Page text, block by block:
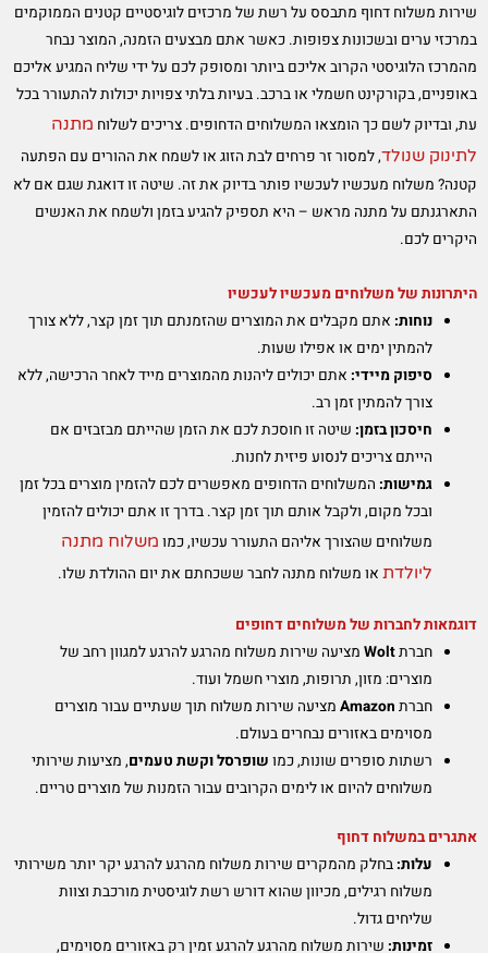
שירות משלוח דחוף מתבסס על רשת של מרכזים לוגיסטיים קטנים הממוקמים
במרכזי ערים ובשכונות צפופות. כאשר אתם מבצעים הזמנה, המוצר נבחר
מהמרכז הלוגיסטי הקרוב אליכם ביותר ומסופק לכם על ידי שליח המגיע אליכם
באופניים, בקורקינט חשמלי או ברכב. בעיות בלתי צפויות יכולות להתעורר בכל
עת, ובדיוק לשם כך הומצאו המשלוחים הדחופים. צריכים לשלוח מתנה
לתינוק שנולד, למסור זר פרחים לבת הזוג או לשמח את ההורים עם הפתעה
קטנה? משלוח מעכשיו לעכשיו פותר בדיוק את זה. שיטה זו דואגת שגם אם לא
התארגנתם על מתנה מראש – היא תספיק להגיע בזמן ולשמח את האנשים
היקרים לכם.
היתרונות של משלוחים מעכשיו לעכשיו
נוחות: אתם מקבלים את המוצרים שהזמנתם תוך זמן קצר, ללא צורך
להמתין ימים או אפילו שעות.
סיפוק מיידי: אתם יכולים ליהנות מהמוצרים מייד לאחר הרכישה, ללא
צורך להמתין זמן רב.
חיסכון בזמן: שיטה זו חוסכת לכם את הזמן שהייתם מבזבזים אם
הייתם צריכים לנסוע פיזית לחנות.
גמישות: המשלוחים הדחופים מאפשרים לכם להזמין מוצרים בכל זמן
ובכל מקום, ולקבל אותם תוך זמן קצר. בדרך זו אתם יכולים להזמין
משלוחים שהצורך אליהם התעורר עכשיו, כמו משלוח מתנה
ליולדת או משלוח מתנה לחבר ששכחתם את יום ההולדת שלו.
דוגמאות לחברות של משלוחים דחופים
חברתWolt מציעה שירות משלוח מהרגע להרגע למגוון רחב של
מוצרים: מזון, תרופות, מוצרי חשמל ועוד.
חברת Amazon מציעה שירות משלוח תוך שעתיים עבור מוצרים
מסוימים באזורים נבחרים בעולם.
רשתות סופרים שונות, כמו שופרסל וקשת טעמים, מציעות שירותי
משלוחים להיום או לימים הקרובים עבור הזמנות של מוצרים טריים.
אתגרים במשלוח דחוף
עלות: בחלק מהמקרים שירות משלוח מהרגע להרגע יקר יותר משירותי
משלוח רגילים, מכיוון שהוא דורש רשת לוגיסטית מורכבת וצוות
שליחים גדול.
זמינות: שירות משלוח מהרגע להרגע זמין רק באזורים מסוימים,